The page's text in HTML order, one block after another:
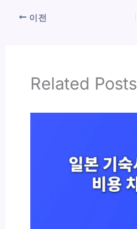
이전
Related Posts